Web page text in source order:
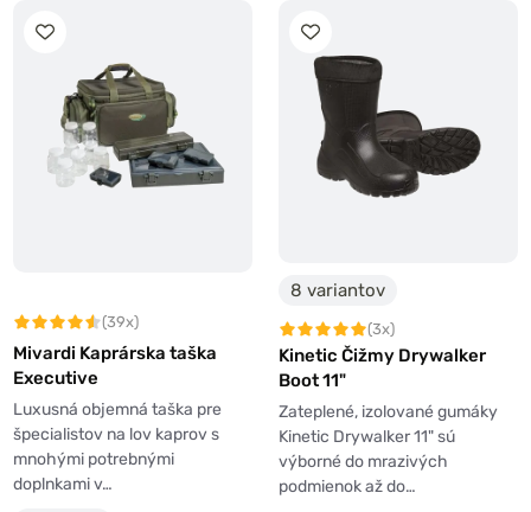
(39x)
Mivardi Kaprárska taška
Executive
Luxusná objemná taška pre
špecialistov na lov kaprov s
mnohými potrebnými
doplnkami v…
8 variantov
(3x)
Kinetic Čižmy Drywalker
Boot 11"
Zateplené, izolované gumáky
Kinetic Drywalker 11" sú
výborné do mrazivých
podmienok až do…